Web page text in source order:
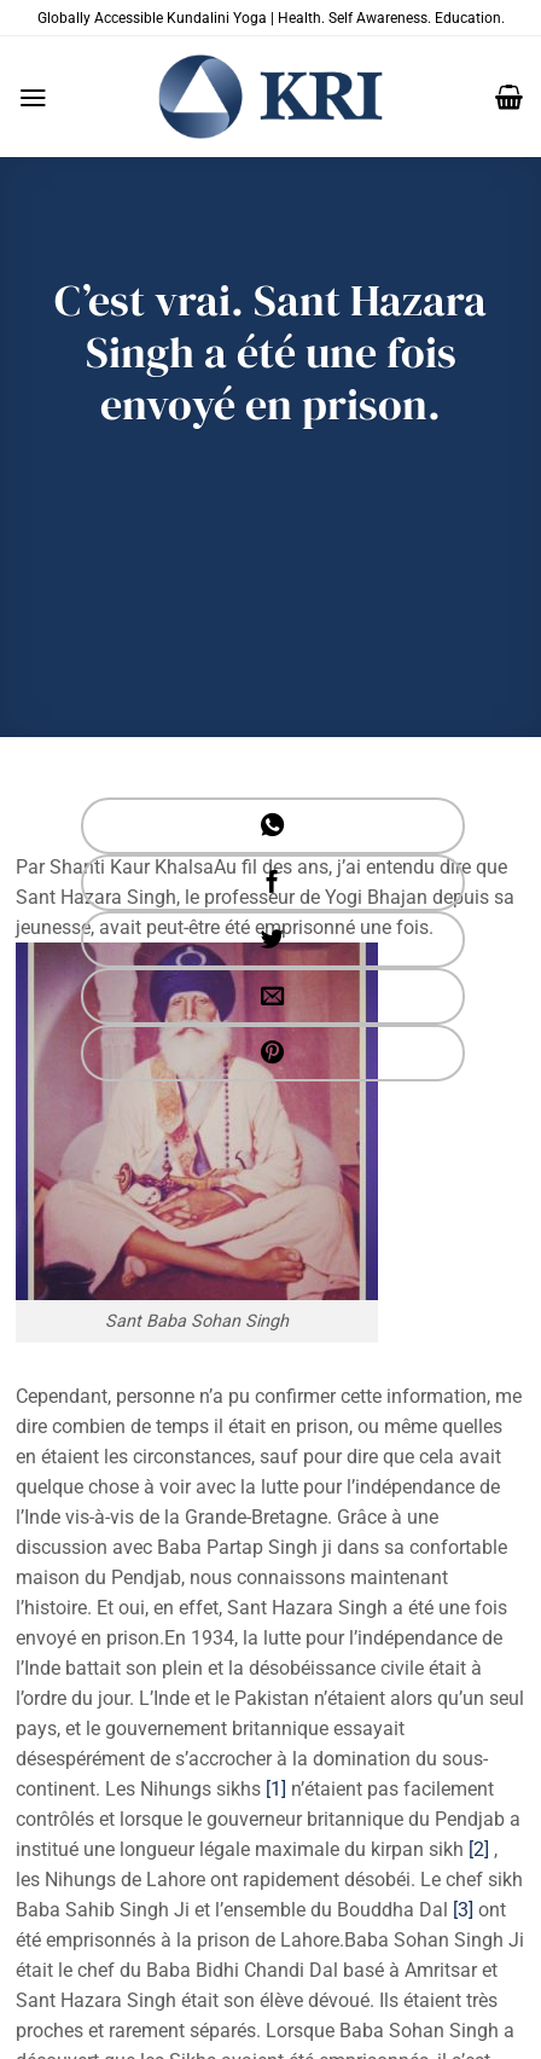
PasserGlobally Accessible Kundalini Yoga | Health. Self Awareness. Education.
C’est vrai. Sant Hazara
Singh a été une fois
envoyé en prison.
Par Shanti Kaur KhalsaAu fil des ans, j’ai entendu dire que
Sant Hazara Singh, le professeur de Yogi Bhajan depuis sa
jeunesse, avait peut-être été emprisonné une fois.
Sant Baba Sohan Singh
Cependant, personne n’a pu confirmer cette information, me
dire combien de temps il était en prison, ou même quelles
en étaient les circonstances, sauf pour dire que cela avait
quelque chose à voir avec la lutte pour l’indépendance de
l’Inde vis-à-vis de la Grande-Bretagne. Grâce à une
discussion avec Baba Partap Singh ji dans sa confortable
maison du Pendjab, nous connaissons maintenant
l’histoire. Et oui, en effet, Sant Hazara Singh a été une fois
envoyé en prison.En 1934, la lutte pour l’indépendance de
l’Inde battait son plein et la désobéissance civile était à
l’ordre du jour. L’Inde et le Pakistan n’étaient alors qu’un seul
pays, et le gouvernement britannique essayait
désespérément de s’accrocher à la domination du sous-
continent. Les Nihungs sikhs [1] n’étaient pas facilement
contrôlés et lorsque le gouverneur britannique du Pendjab a
institué une longueur légale maximale du kirpan sikh [2] ,
les Nihungs de Lahore ont rapidement désobéi. Le chef sikh
Baba Sahib Singh Ji et l’ensemble du Bouddha Dal [3] ont
été emprisonnés à la prison de Lahore.Baba Sohan Singh Ji
était le chef du Baba Bidhi Chandi Dal basé à Amritsar et
Sant Hazara Singh était son élève dévoué. Ils étaient très
proches et rarement séparés. Lorsque Baba Sohan Singh a